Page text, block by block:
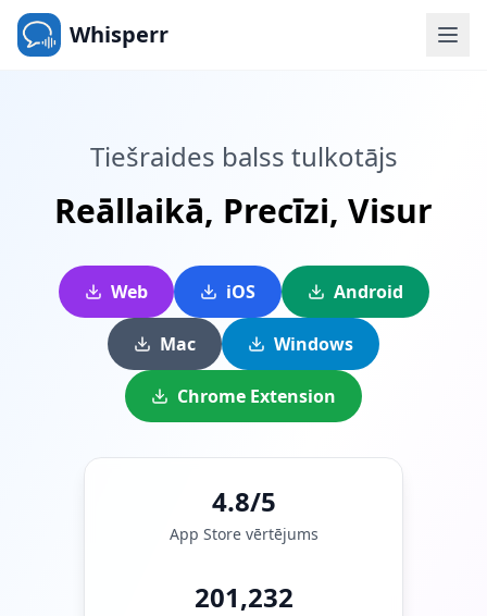
Whisperr
Tiešraides balss tulkotājs
Reāllaikā, Precīzi, Visur
Web iOS Android
Mac Windows
Chrome Extension
4.8/5
App Store vērtējums
201,232